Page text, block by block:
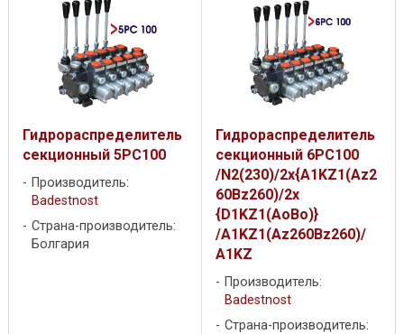
Гидрораспределитель
секционный 5PC100
Производитель:
Badestnost
Страна-производитель:
Болгария
Гидрораспределитель
секционный 6PC100
/N2(230)/2x{A1KZ1(Az2
60Bz260)/2x
{D1KZ1(AoBo)}
/A1KZ1(Az260Bz260)/
A1KZ
Производитель:
Badestnost
Страна-производитель: